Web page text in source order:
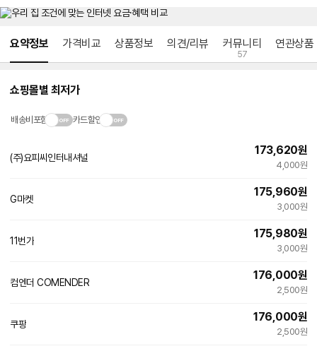
요약정보 가격비교 상품정보 의견/리뷰 커뮤니티
57
연관상품
쇼핑몰별 최저가
배송비포함 카드할인
(주)요피씨인터내셔널
173,620원
4,000원
G마켓
175,960원
3,000원
11번가
175,980원
3,000원
컴엔더 COMENDER
176,000원
2,500원
쿠팡
176,000원
2,500원